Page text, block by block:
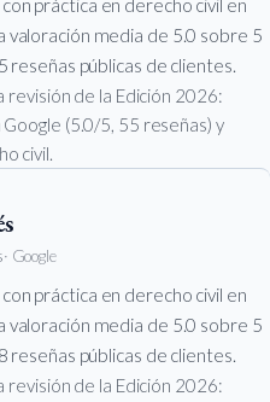
práctica en derecho civil en
valoración media de 5.0 sobre 5
reseñas públicas de clientes.
revisión de la Edición 2026:
(5.0/5, 55 reseñas) y
civil.
· Google
práctica en derecho civil en
valoración media de 5.0 sobre 5
reseñas públicas de clientes.
revisión de la Edición 2026: